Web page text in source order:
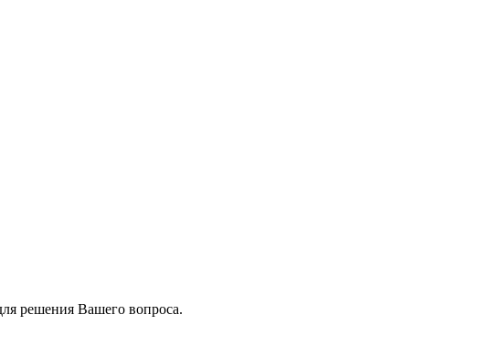
решения Вашего вопроса.